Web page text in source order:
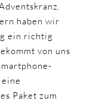
haben wir
ein richtig
von uns
Paket zum